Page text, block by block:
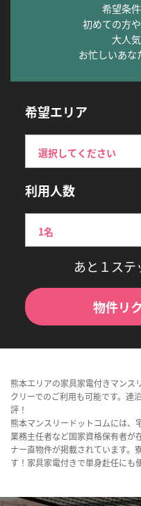
希望条
初めての方
大人
お忙しいあな
希望エリア
利用人数
あと１ステ
物件リ
熊本エリアの家具家電付きマンス
クリーでのご利用も可能です。連
評！
熊本マンスリードットコムには、
業務主任者など国家資格保有者が
ナー直物件が掲載されています。
す！家具家電付きで単身赴任にも